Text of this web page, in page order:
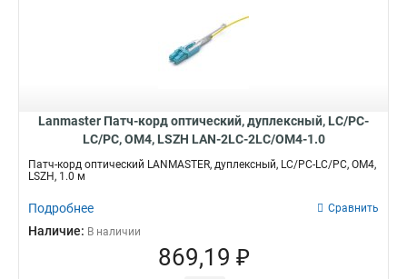
Lanmaster Патч-корд оптический, дуплексный, LC/PC-
LC/PC, OM4, LSZH LAN-2LC-2LC/OM4-1.0
Патч-корд оптический LANMASTER, дуплексный, LC/PC-LC/PC, OM4,
LSZH, 1.0 м
Подробнее Сравнить
Наличие: В наличии
869,19 ₽